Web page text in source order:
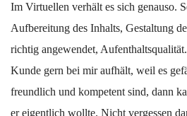
Im Virtuellen verhält es sich genauso.
Aufbereitung des Inhalts, Gestaltung
richtig angewendet,
Kunde gern bei mir aufhält, weil es
freundlich und kompetent sind, dann
er eigentlich wollte. Nicht vergessen